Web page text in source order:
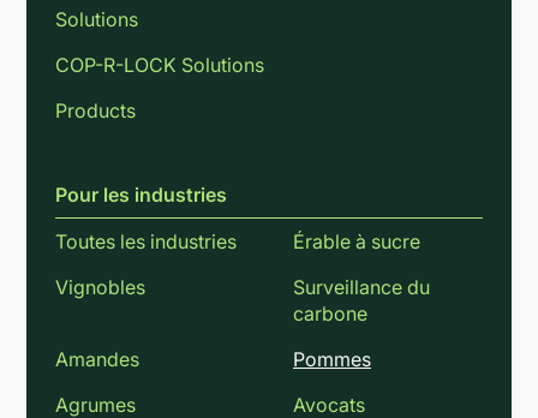
Solutions
COP-R-LOCK Solutions
Products
Pour les industries
Toutes les industries
Érable à sucre
Vignobles
Surveillance du
carbone
Amandes
Pommes
Agrumes
Avocats